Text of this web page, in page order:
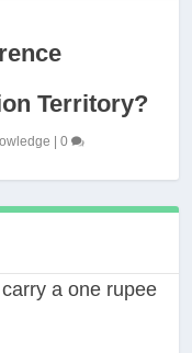
Territory?
|0